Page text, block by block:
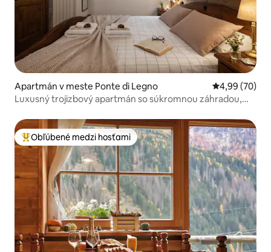
Apartmán v meste Ponte di Legno Priemerné
4,99 (70)
Luxusný trojizbový apartmán so súkromnou záhradou,
Najobľúbenejšie medzi hosťami
Obľúbené medzi hosťami